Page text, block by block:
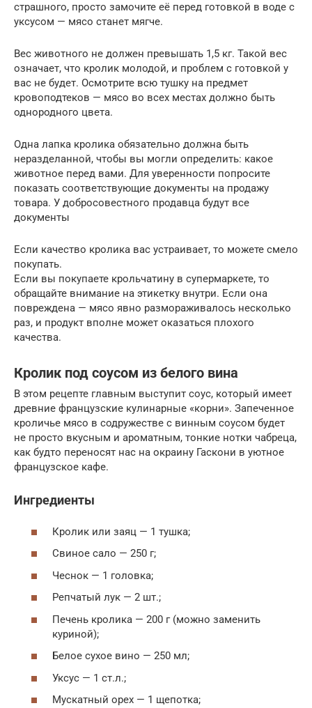
страшного, просто замочите её перед готовкой в воде с
уксусом — мясо станет мягче.
Вес животного не должен превышать 1,5 кг. Такой вес
означает, что кролик молодой, и проблем с готовкой у
вас не будет. Осмотрите всю тушку на предмет
кровоподтеков — мясо во всех местах должно быть
однородного цвета.
Одна лапка кролика обязательно должна быть
неразделанной, чтобы вы могли определить: какое
животное перед вами. Для уверенности попросите
показать соответствующие документы на продажу
товара. У добросовестного продавца будут все
документы
Если качество кролика вас устраивает, то можете смело
покупать.
Если вы покупаете крольчатину в супермаркете, то
обращайте внимание на этикетку внутри. Если она
повреждена — мясо явно размораживалось несколько
раз, и продукт вполне может оказаться плохого
качества.
Кролик под соусом из белого вина
В этом рецепте главным выступит соус, который имеет
древние французские кулинарные «корни». Запеченное
кроличье мясо в содружестве с винным соусом будет
не просто вкусным и ароматным, тонкие нотки чабреца,
как будто переносят нас на окраину Гаскони в уютное
французское кафе.
Ингредиенты
Кролик или заяц — 1 тушка;
Свиное сало — 250 г;
Чеснок — 1 головка;
Репчатый лук — 2 шт.;
Печень кролика — 200 г (можно заменить
куриной);
Белое сухое вино — 250 мл;
Уксус — 1 ст.л.;
Мускатный орех — 1 щепотка;